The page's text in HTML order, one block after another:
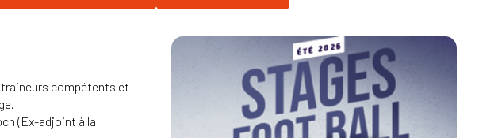
compétents et
(Ex-adjoint à la